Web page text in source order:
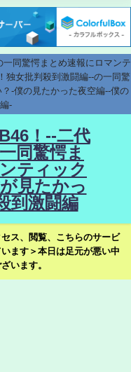
同驚愕まとめ速報にロマンテ
独女批判殺到激闘編--の一同驚
-僕の見たかった夜空編--僕の
-
！--二代
同驚愕ま
ティック
見たかっ
到激闘編
ス、閲覧、こちらのサービ
ます＞本日は足元が悪い中
います。